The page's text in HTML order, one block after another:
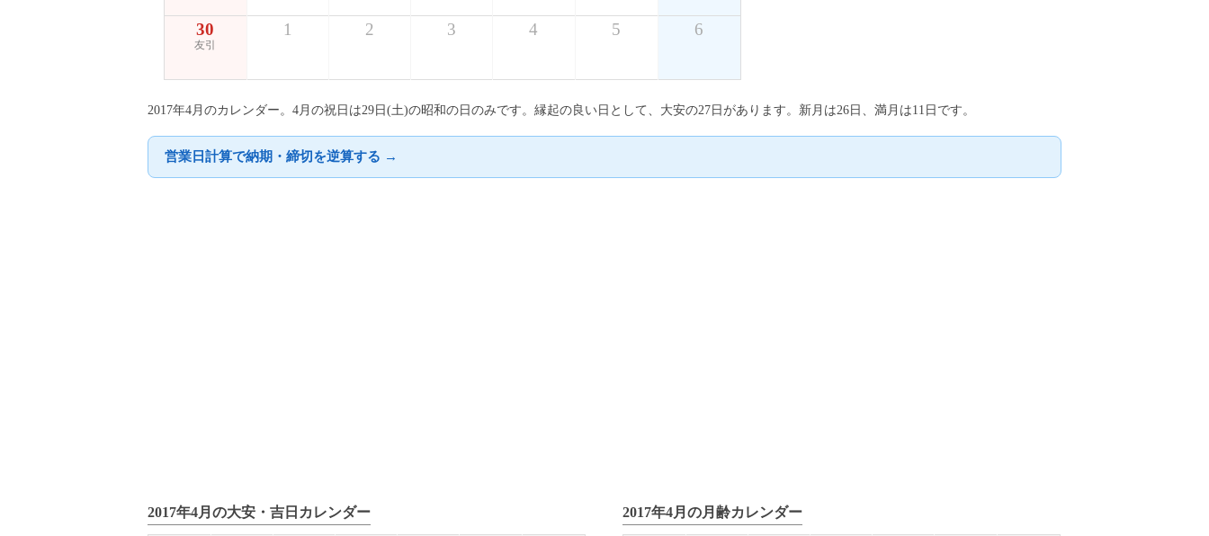
30
友引
1 2 3 4 5 6
2017年4月のカレンダー。4月の祝日は29日(土)の昭和の日のみです。縁起の良い日として、大安の27日があります。新月は26日、満月は11日です。
営業日計算で納期・締切を逆算する →
2017年4月の大安・吉日カレンダー 2017年4月の月齢カレンダー